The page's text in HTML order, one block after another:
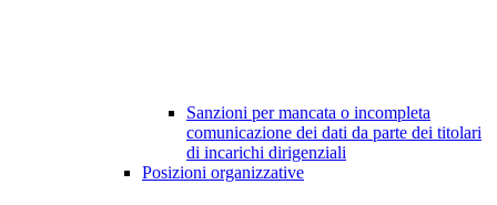
Sanzioni per mancata o incompleta
comunicazione dei dati da parte dei titolari
di incarichi dirigenziali
Posizioni organizzative